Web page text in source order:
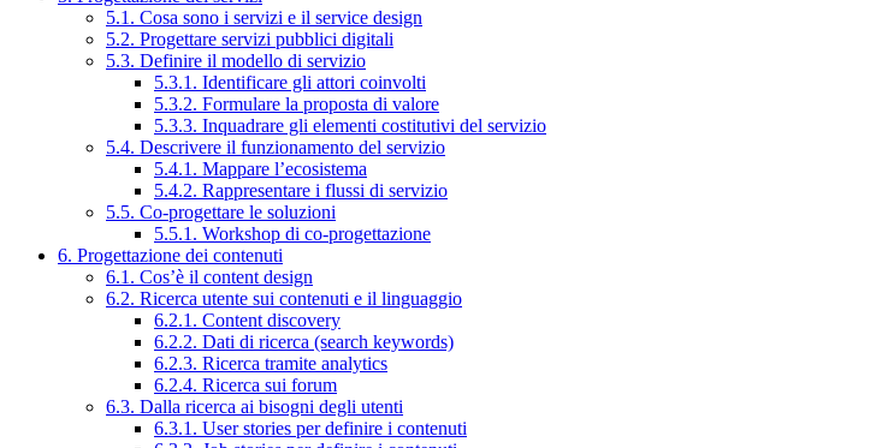
5.1. Cosa sono i servizi e il service design
5.2. Progettare servizi pubblici digitali
5.3. Definire il modello di servizio
5.3.1. Identificare gli attori coinvolti
5.3.2. Formulare la proposta di valore
5.3.3. Inquadrare gli elementi costitutivi del servizio
5.4. Descrivere il funzionamento del servizio
5.4.1. Mappare l’ecosistema
5.4.2. Rappresentare i flussi di servizio
5.5. Co-progettare le soluzioni
5.5.1. Workshop di co-progettazione
6. Progettazione dei contenuti
6.1. Cos’è il content design
6.2. Ricerca utente sui contenuti e il linguaggio
6.2.1. Content discovery
6.2.2. Dati di ricerca (search keywords)
6.2.3. Ricerca tramite analytics
6.2.4. Ricerca sui forum
6.3. Dalla ricerca ai bisogni degli utenti
6.3.1. User stories per definire i contenuti